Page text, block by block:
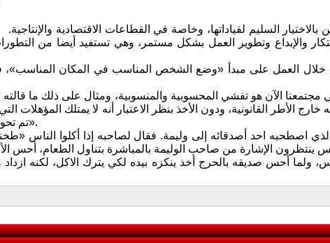
السليم لقياداتها، وخاصة في القطاعات الاقتصادية والإنتاجية.
والإبداع وتطوير العمل بشكل مستمر، وهي تستفيد أيضا من
من خلال العمل على مبدأ «وضع الشخص المناسب في المكان المناسب»،
الآن هو تفشي المحسوبية والمنسوبية، ومثال على ذلك ما
الأطر القانونية، ودون الأخذ بنظر الاعتبار أنه لا يمتلك المؤهلات
تم تحويله من موظف بدرجة سابعة إلى وكيل للوزارة».
اصطحبه احد أصدقائه إلى وليمة. فقال لصاحبه إذا أكلوا الناس
ينتظرون الإشارة من صاحب الوليمة بالمباشرة بتناول الطعام، أحس
ولما أحس صديقه بالحرج أخذ ينكزه بيده لكي يترك الاكل، لكنه ازداد